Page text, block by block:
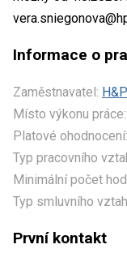
Informace o
Zaměstnavatel:
Místo výkonu práce:
Platové ohodnocení:
Typ pracovního
Minimální počet
Typ smluvního
První kontakt